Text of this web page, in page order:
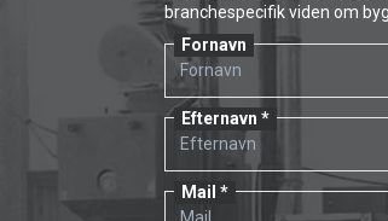
branchespecifik viden om
Fornavn
Efternavn
Mail